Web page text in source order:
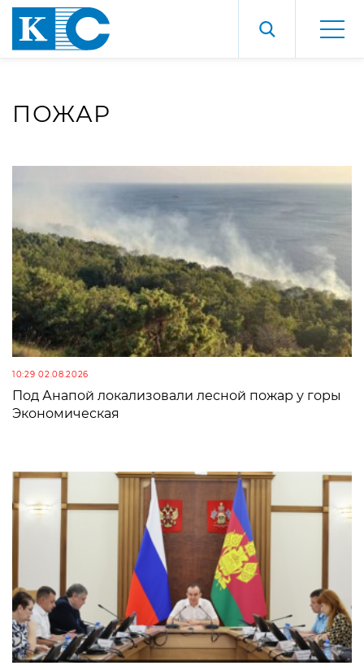
ПОЖАР
10:29 02.08.2026
Под Анапой локализовали лесной пожар у горы
Экономическая